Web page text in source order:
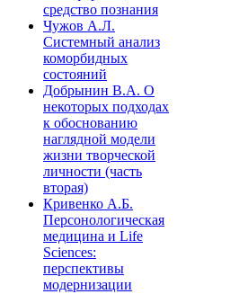
средство познания
Чужов А.Л.
Системный анализ
коморбидных
состояний
Добрынин В.А. О
некоторых подходах
к обоснованию
наглядной модели
жизни творческой
личности (часть
вторая)
Кривенко А.Б.
Персонологическая
медицина и Life
Sciences:
перспективы
модернизации